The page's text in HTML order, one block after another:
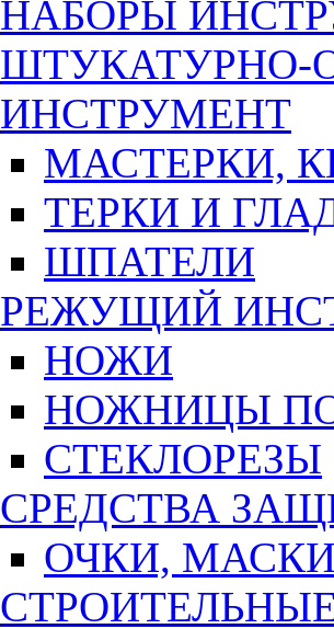
НАБОРЫ
ШТУКАТУРНО-
ИНСТРУМЕНТ
МАСТЕРКИ,
ТЕРКИ И
ШПАТЕЛИ
РЕЖУЩИЙ
НОЖИ
НОЖНИЦЫ
СТЕКЛОРЕЗЫ
СРЕДСТВА
ОЧКИ,